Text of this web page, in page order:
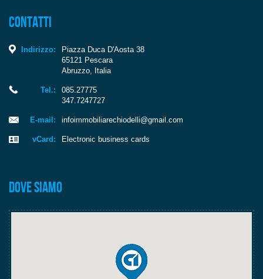
Contatti
Indirizzo:
Piazza Duca D'Aosta 38
65121 Pescara
Abruzzo, Italia
Tel.:
085.27775
347.7247727
E-mail: infoimmobiliarechiodelli@gmail.com
vCard: Electronic business cards
Dove siamo